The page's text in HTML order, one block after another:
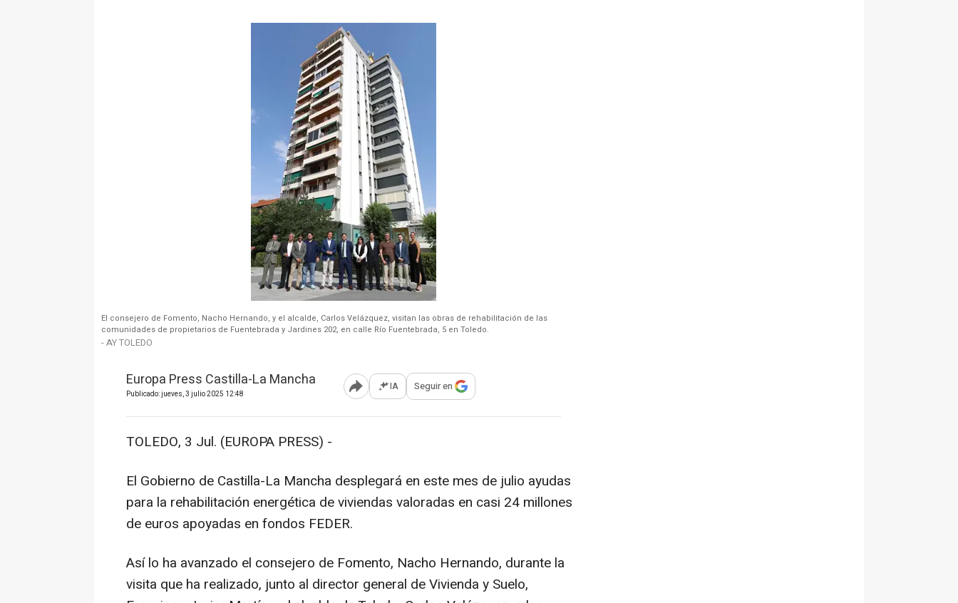
El consejero de Fomento, Nacho Hernando, y el alcalde, Carlos Velázquez, visitan las obras de rehabilitación de las
comunidades de propietarios de Fuentebrada y Jardines 202, en calle Río Fuentebrada, 5 en Toledo.
- AY TOLEDO
Europa Press Castilla-La Mancha
Publicado: jueves, 3 julio 2025 12:48 Abrir opciones para compartir
IA Seguir en
TOLEDO, 3 Jul. (EUROPA PRESS) -
El Gobierno de Castilla-La Mancha desplegará en este mes de julio ayudas
para la rehabilitación energética de viviendas valoradas en casi 24 millones
de euros apoyadas en fondos FEDER.
Así lo ha avanzado el consejero de Fomento, Nacho Hernando, durante la
visita que ha realizado, junto al director general de Vivienda y Suelo,